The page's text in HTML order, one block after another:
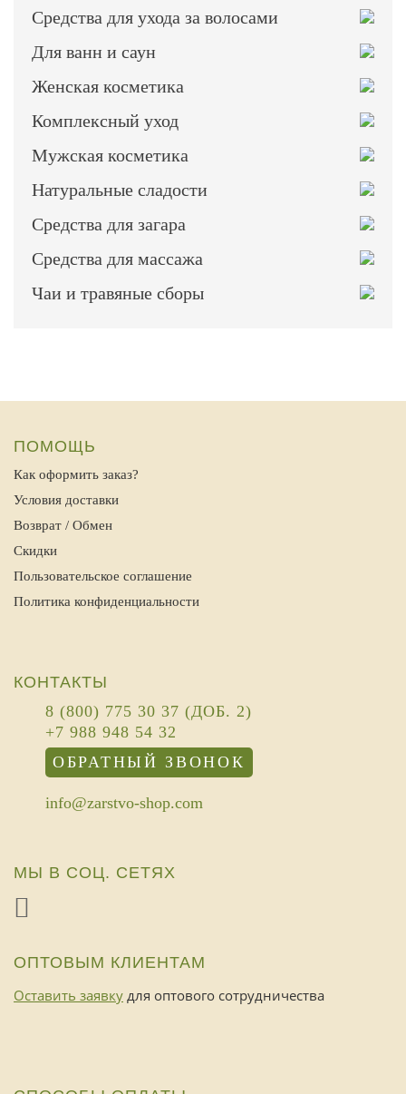
Средства для ухода за волосами
Для ванн и саун
Женская косметика
Комплексный уход
Мужская косметика
Натуральные сладости
Средства для загара
Средства для массажа
Чаи и травяные сборы
ПОМОЩЬ
Как оформить заказ?
Условия доставки
Возврат / Обмен
Скидки
Пользовательское соглашение
Политика конфиденциальности
КОНТАКТЫ
8 (800) 775 30 37 (ДОБ. 2)
+7 988 948 54 32
ОБРАТНЫЙ ЗВОНОК
info@zarstvo-shop.com
МЫ В СОЦ. СЕТЯХ
ОПТОВЫМ КЛИЕНТАМ
Оставить заявку для оптового сотрудничества